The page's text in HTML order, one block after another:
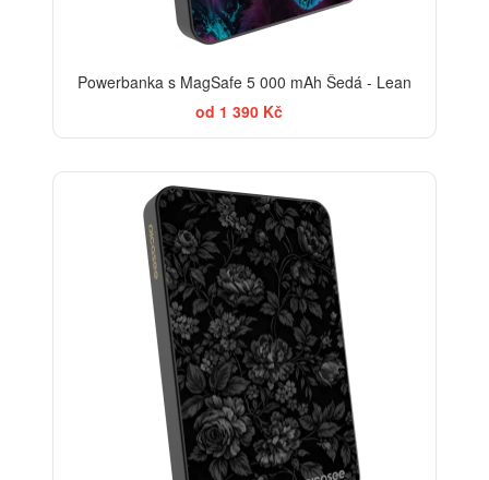
Powerbanka s MagSafe 5 000 mAh Šedá - Lean
od 1 390 Kč